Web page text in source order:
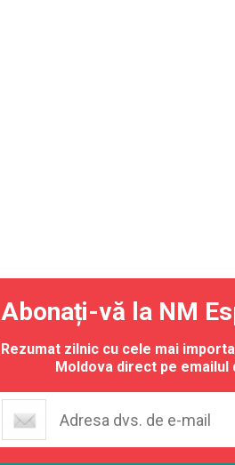
Abonați-vă la NM
Rezumat zilnic cu cele mai
Moldova direct pe emailul